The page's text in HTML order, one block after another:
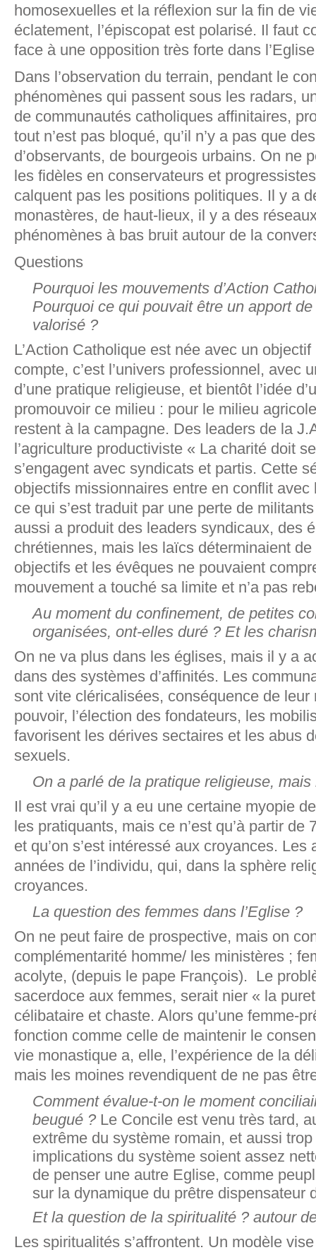
homosexuelles et la réflexion sur la fin de
éclatement, l’épiscopat est polarisé. Il faut
face à une opposition très forte dans
Dans l’observation du terrain, pendant le
phénomènes qui passent sous les radars,
de communautés catholiques affinitaires,
tout n’est pas bloqué, qu’il n’y a pas que
d’observants, de bourgeois urbains. On ne
les fidèles en conservateurs et
calquent pas les positions politiques. Il y a
monastères, de haut-lieux, il y a des
phénomènes à bas bruit autour de la
Questions
Pourquoi les mouvements d’Action
Pourquoi ce qui pouvait être un apport de
valorisé ?
L’Action Catholique est née avec un
compte, c’est l’univers professionnel, avec
d’une pratique religieuse, et bientôt l’idée
promouvoir ce milieu : pour le milieu
restent à la campagne. Des leaders de la
l’agriculture productiviste « La charité doit
s’engagent avec syndicats et partis. Cette
objectifs missionnaires entre en conflit avec
ce qui s’est traduit par une perte de
aussi a produit des leaders syndicaux, des
chrétiennes, mais les laïcs déterminaient
objectifs et les évêques ne pouvaient
mouvement a touché sa limite et n’a pas
Au moment du confinement, de petites
organisées, ont-elles duré ? Et les
On ne va plus dans les églises, mais il y a
dans des systèmes d’affinités. Les
sont vite cléricalisées, conséquence de
pouvoir, l’élection des fondateurs, les
favorisent les dérives sectaires et les abus
sexuels.
On a parlé de la pratique religieuse,
Il est vrai qu’il y a eu une certaine myopie
les pratiquants, mais ce n’est qu’à partir de
et qu’on s’est intéressé aux croyances.
années de l’individu, qui, dans la sphère
croyances.
La question des femmes dans l’Eglise ?
On ne peut faire de prospective, mais on
complémentarité homme/ les ministères ;
acolyte, (depuis le pape François). Le
sacerdoce aux femmes, serait nier « la
célibataire et chaste. Alors qu’une femme-
fonction comme celle de maintenir le
vie monastique a, elle, l’expérience de la
mais les moines revendiquent de ne pas
Comment évalue-t-on le moment
beugué ? Le Concile est venu très tard,
extrême du système romain, et aussi
implications du système soient assez
de penser une autre Eglise, comme
sur la dynamique du prêtre dispensateur
Et la question de la spiritualité ? autour
Les spiritualités s’affrontent. Un modèle